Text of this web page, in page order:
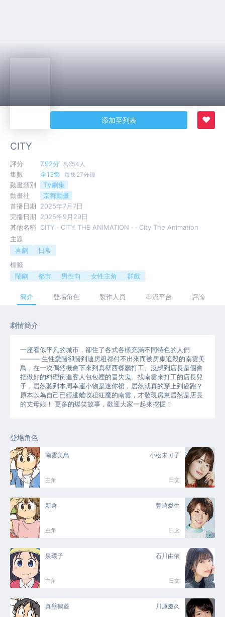
添加至列表 ♥
CITY
評分 7.92分 8,654人
集數 全13集 每集27分鐘
動畫類別
TV劇集
動畫社
京都動畫
首播日期
2025年7月7日
完播日期
2025年9月29日
其他名稱 CITY · CITY THE ANIMATION · · City The Animation
主題
喜劇
日常
標籤
鬧劇
都市 男性向 女性主角 群戲
簡介 登場角色 製作人員 串流平台 評論
劇情簡介
一座看似平凡的城市，卻住了各式各樣充滿不同特色的人們
——— 生性愛賭卻賭到連房租都付不出來而被房東追殺的南雲美
鳥，在一次偶然機會下來到真壁西餐廳打工。沒想到店長是個會
把做好的料理倒進客人包包裡的冒失鬼。找南雲來打工的店長兒
子，居然聽到本周幸運小物是迷你裙，居然就真的穿上到處跑？
原本以為自己已經逃離收租狂魔的南雲，才發現房東居然是店長
的丈母娘！ 更多的爆笑故事，歡迎大家一起來挖掘！
登場角色
南雲美鳥 小松未可子
主角 日文
新倉 豐崎愛生
主角 日文
泉環子 石川由依
主角 日文
真壁鶴菱 川原慶久